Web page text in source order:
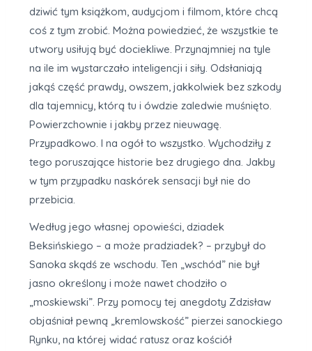
dziwić tym książkom, audycjom i filmom, które chcą
coś z tym zrobić. Można powiedzieć, że wszystkie te
utwory usiłują być dociekliwe. Przynajmniej na tyle
na ile im wystarczało inteligencji i siły. Odsłaniają
jakąś część prawdy, owszem, jakkolwiek bez szkody
dla tajemnicy, którą tu i ówdzie zaledwie muśnięto.
Powierzchownie i jakby przez nieuwagę.
Przypadkowo. I na ogół to wszystko. Wychodziły z
tego poruszające historie bez drugiego dna. Jakby
w tym przypadku naskórek sensacji był nie do
przebicia.
Według jego własnej opowieści, dziadek
Beksińskiego – a może pradziadek? – przybył do
Sanoka skądś ze wschodu. Ten „wschód” nie był
jasno określony i może nawet chodziło o
„moskiewski”. Przy pomocy tej anegdoty Zdzisław
objaśniał pewną „kremlowskość” pierzei sanockiego
Rynku, na której widać ratusz oraz kościół